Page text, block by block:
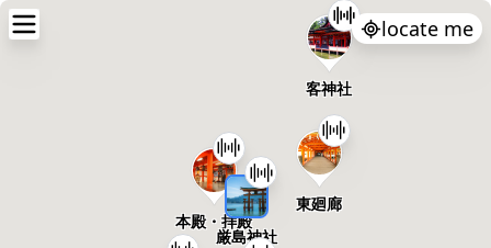
locate me
本殿・拝殿
厳島神社
東廻廊
客神社